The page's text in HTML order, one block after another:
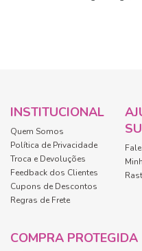
INSTITUCIONAL
Quem Somos
Política de Privacidade
Troca e Devoluções
Feedback dos Clientes
Cupons de Descontos
Regras de Frete
COMPRA PROTEGIDA